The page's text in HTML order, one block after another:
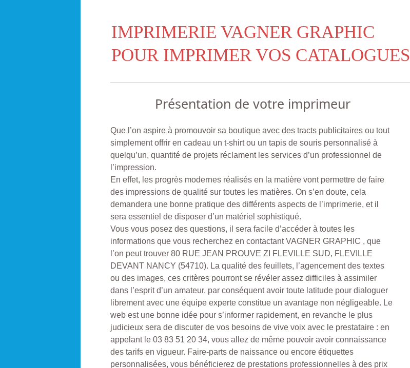
IMPRIMERIE VAGNER GRAPHIC
POUR IMPRIMER VOS CATALOGUES
Présentation de votre imprimeur
Que l’on aspire à promouvoir sa boutique avec des tracts publicitaires ou tout
simplement offrir en cadeau un t-shirt ou un tapis de souris personnalisé à
quelqu’un, quantité de projets réclament les services d’un professionnel de
l’impression.
En effet, les progrès modernes réalisés en la matière vont permettre de faire
des impressions de qualité sur toutes les matières. On s’en doute, cela
demandera une bonne pratique des différents aspects de l’imprimerie, et il
sera essentiel de disposer d’un matériel sophistiqué.
Vous vous posez des questions, il sera facile d’accéder à toutes les
informations que vous recherchez en contactant VAGNER GRAPHIC , que
l’on peut trouver 80 RUE JEAN PROUVE ZI FLEVILLE SUD, FLEVILLE
DEVANT NANCY (54710). La qualité des feuillets, l’agencement des textes
ou des images, ces critères pourront se révéler assez difficiles à assimiler
dans l’esprit d’un amateur, par conséquent avoir toute latitude pour dialoguer
librement avec une équipe experte constitue un avantage non négligeable. Le
web est une bonne idée pour s’informer rapidement, en revanche le plus
judicieux sera de discuter de vos besoins de vive voix avec le prestataire : en
appelant le 03 83 51 20 34, vous allez de même pouvoir avoir connaissance
des tarifs en vigueur. Faire-parts de naissance ou encore étiquettes
personnalisées, vous bénéficierez de prestations professionnelles à des prix